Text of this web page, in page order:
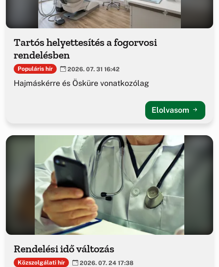
Tartós helyettesítés a fogorvosi
rendelésben
Populáris hír 2026. 07. 31 16:42
Hajmáskérre és Ösküre vonatkozólag
Elolvasom
Rendelési idő változás
Közszolgálati hír 2026. 07. 24 17:38